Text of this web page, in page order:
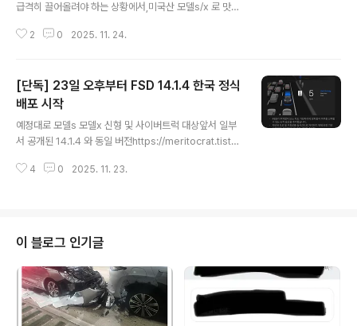
급격히 끌어올려야 하는 상황에서,미국산 모델s/x 로 맛본
모델y와 모델3도 미국산을 들여올 가능성이매우 유력해
로시장 점유율을 유지하려 할 가능성이 높음.구독형도 함
께 나올 듯.또 하나의 가능성은유럽과 중국 등의 규제가 풀
리면서한국 규제도 동시에 풀리는 것인데,예측 불가능한
상황에서 투트랙 대응을 하겠지.즉, 결론은FSD때문에 모
델s나 모델x를급하게 살 필요가 없다는 거임.사실 급한건
테슬라임.Meritocrat @ it’s electric
2 0 2025. 11. 24.
[단독] 23일 오후부터 FSD 14.1.4 한국 정식
배포 시작
예정대로 모델s 모델x 신형 및 사이버트럭 대상앞서 일부
서 공개된 14.1.4 와 동일 버전https://meritocrat.tistor
다니.mp4테슬라코리아는 한국서 v13이 아니라FSD v14
ory.com14.2가 적용중인 미국과도 거의 버전 차이가 없
음.Meritocrat @ it’s electric
4 0 2025. 11. 23.
이 블로그 인기글